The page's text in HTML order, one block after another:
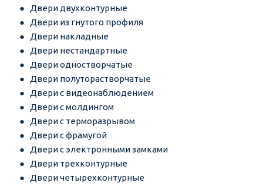
Двери двухконтурные
Двери из гнутого профиля
Двери накладные
Двери нестандартные
Двери одностворчатые
Двери полуторастворчатые
Двери с видеонаблюдением
Двери с молдингом
Двери с терморазрывом
Двери с фрамугой
Двери с электронными замками
Двери трехконтурные
Двери четырехконтурные